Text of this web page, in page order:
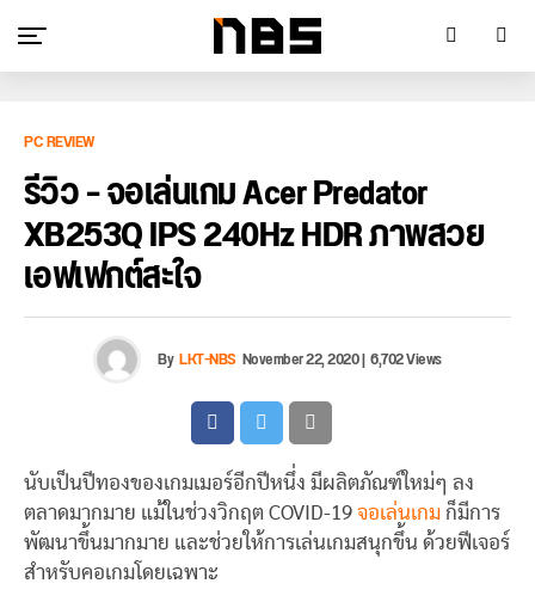
PC REVIEW
รีวิว – จอเล่นเกม Acer Predator
XB253Q IPS 240Hz HDR ภาพสวย
เอฟเฟกต์สะใจ
ByLKT-NBS November 22, 2020|6,702 Views
นับเป็นปีทองของเกมเมอร์อีกปีหนึ่ง มีผลิตภัณฑ์ใหม่ๆ ลง
ตลาดมากมาย แม้ในช่วงวิกฤต COVID-19 จอเล่นเกม ก็มีการ
พัฒนาขึ้นมากมาย และช่วยให้การเล่นเกมสนุกขึ้น ด้วยฟีเจอร์
สำหรับคอเกมโดยเฉพาะ